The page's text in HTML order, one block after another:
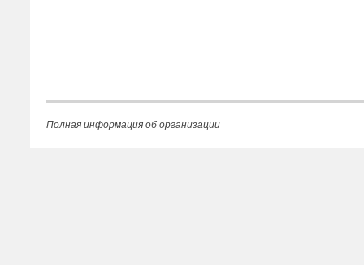
Полная информация об организации